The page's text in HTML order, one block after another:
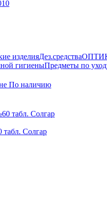
изделияДез.средства
гигиеныПредметы по
По наличию
табл. Солгар